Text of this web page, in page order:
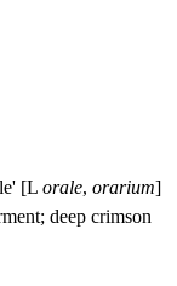
[L orale, orarium]
deep crimson